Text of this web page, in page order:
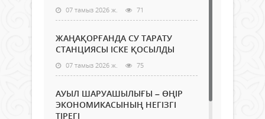
07 тамыз 2026 ж. 71
ЖАҢАҚОРҒАНДА СУ ТАРАТУ
СТАНЦИЯСЫ ІСКЕ ҚОСЫЛДЫ
07 тамыз 2026 ж. 75
АУЫЛ ШАРУАШЫЛЫҒЫ – ӨҢІР
ЭКОНОМИКАСЫНЫҢ НЕГІЗГІ
ТІРЕГІ